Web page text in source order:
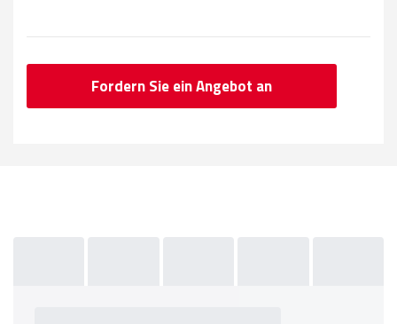
Fordern Sie ein Angebot an